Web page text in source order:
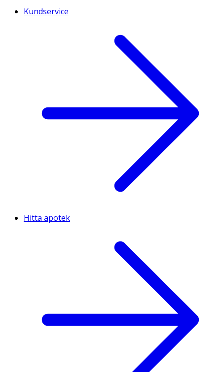
Kundservice
Hitta apotek